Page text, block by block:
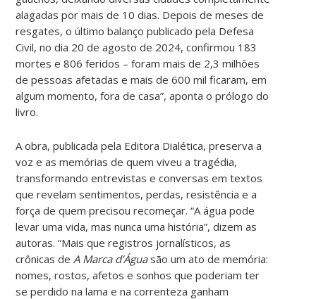
alagadas por mais de 10 dias. Depois de meses de
resgates, o último balanço publicado pela Defesa
Civil, no dia 20 de agosto de 2024, confirmou 183
mortes e 806 feridos – foram mais de 2,3 milhões
de pessoas afetadas e mais de 600 mil ficaram, em
algum momento, fora de casa”, aponta o prólogo do
livro.
A obra, publicada pela Editora Dialética, preserva a
voz e as memórias de quem viveu a tragédia,
transformando entrevistas e conversas em textos
que revelam sentimentos, perdas, resistência e a
força de quem precisou recomeçar. “A água pode
levar uma vida, mas nunca uma história”, dizem as
autoras. “Mais que registros jornalísticos, as
crônicas de A Marca d’Águasão um ato de memória:
nomes, rostos, afetos e sonhos que poderiam ter
se perdido na lama e na correnteza ganham